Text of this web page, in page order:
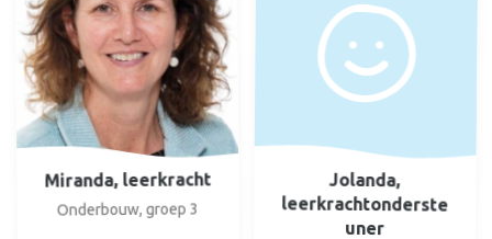
Miranda, leerkracht
Onderbouw, groep 3
Jolanda,
leerkrachtonderste
uner